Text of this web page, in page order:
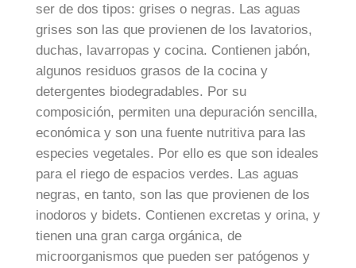
ser de dos tipos: grises o negras. Las aguas
grises son las que provienen de los lavatorios,
duchas, lavarropas y cocina. Contienen jabón,
algunos residuos grasos de la cocina y
detergentes biodegradables. Por su
composición, permiten una depuración sencilla,
económica y son una fuente nutritiva para las
especies vegetales. Por ello es que son ideales
para el riego de espacios verdes. Las aguas
negras, en tanto, son las que provienen de los
inodoros y bidets. Contienen excretas y orina, y
tienen una gran carga orgánica, de
microorganismos que pueden ser patógenos y